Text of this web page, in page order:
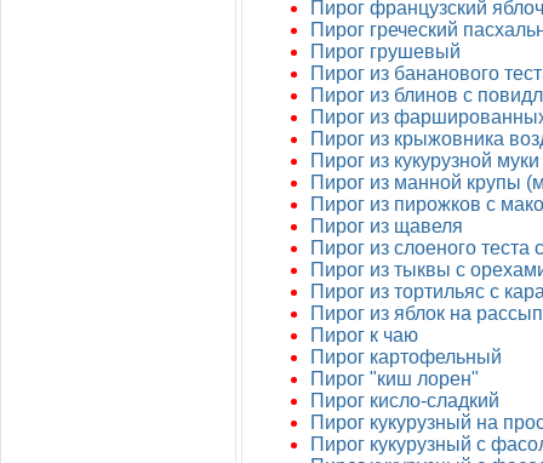
Пирог французский
Пирог греческий
Пирог грушевый
Пирог из бананового
Пирог из блинов с
Пирог из
Пирог из крыжовника
Пирог из кукурузной муки
Пирог из манной крупы
Пирог из пирожков с
Пирог из щавеля
Пирог из слоеного теста
Пирог из тыквы с
Пирог из тортильяс с
Пирог из яблок на
Пирог к чаю
Пирог картофельный
Пирог "киш лорен"
Пирог кисло-сладкий
Пирог кукурузный на
Пирог кукурузный с